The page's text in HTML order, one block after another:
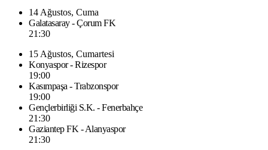
14 Ağustos, Cuma
Galatasaray - Çorum FK
21:30
15 Ağustos, Cumartesi
Konyaspor - Rizespor
19:00
Kasımpaşa - Trabzonspor
19:00
Gençlerbirliği S.K. - Fenerbahçe
21:30
Gaziantep FK - Alanyaspor
21:30